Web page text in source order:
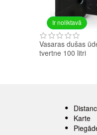
Ir noliktavā
Vasaras dušas
tvertne 100 litri
Karte